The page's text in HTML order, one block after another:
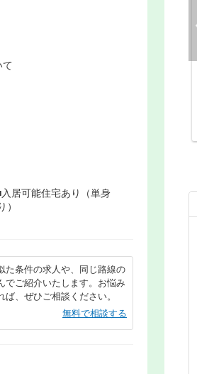
居可能住宅あり（単身
た条件の求人や、同じ路線の
でご紹介いたします。お悩み
ば、ぜひご相談ください。
無料で相談する